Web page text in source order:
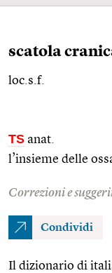
scatola
loc.s.f.
TS anat.
l’insieme delle
Correzioni e
Condividi
Il dizionario di